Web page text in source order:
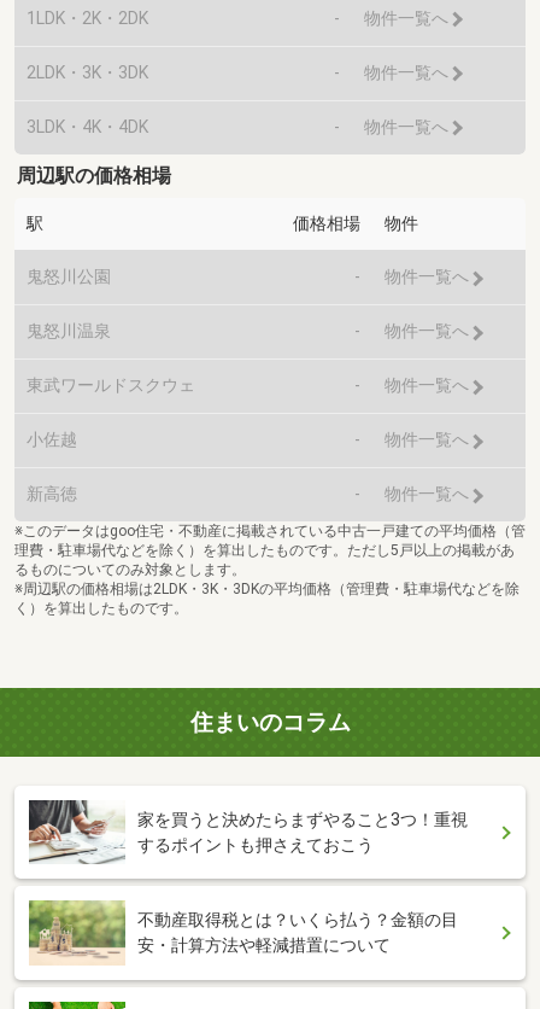
1LDK・2K・2DK - 物件一覧へ
2LDK・3K・3DK - 物件一覧へ
3LDK・4K・4DK - 物件一覧へ
周辺駅の価格相場
駅 価格相場 物件
鬼怒川公園 - 物件一覧へ
鬼怒川温泉 - 物件一覧へ
東武ワールドスクウェ - 物件一覧へ
小佐越 - 物件一覧へ
新高徳 - 物件一覧へ
※このデータはgoo住宅・不動産に掲載されている中古一戸建ての平均価格（管
理費・駐車場代などを除く）を算出したものです。ただし5戸以上の掲載があ
るものについてのみ対象とします。
※周辺駅の価格相場は2LDK・3K・3DKの平均価格（管理費・駐車場代などを除
く）を算出したものです。
住まいのコラム
家を買うと決めたらまずやること3つ！重視
するポイントも押さえておこう
不動産取得税とは？いくら払う？金額の目
安・計算方法や軽減措置について